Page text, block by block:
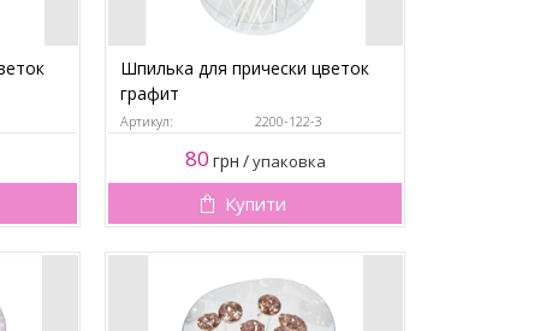
Шпилька для прически цветок
графит
Артикул: 2200-122-3
80 грн /упаковка
Купити